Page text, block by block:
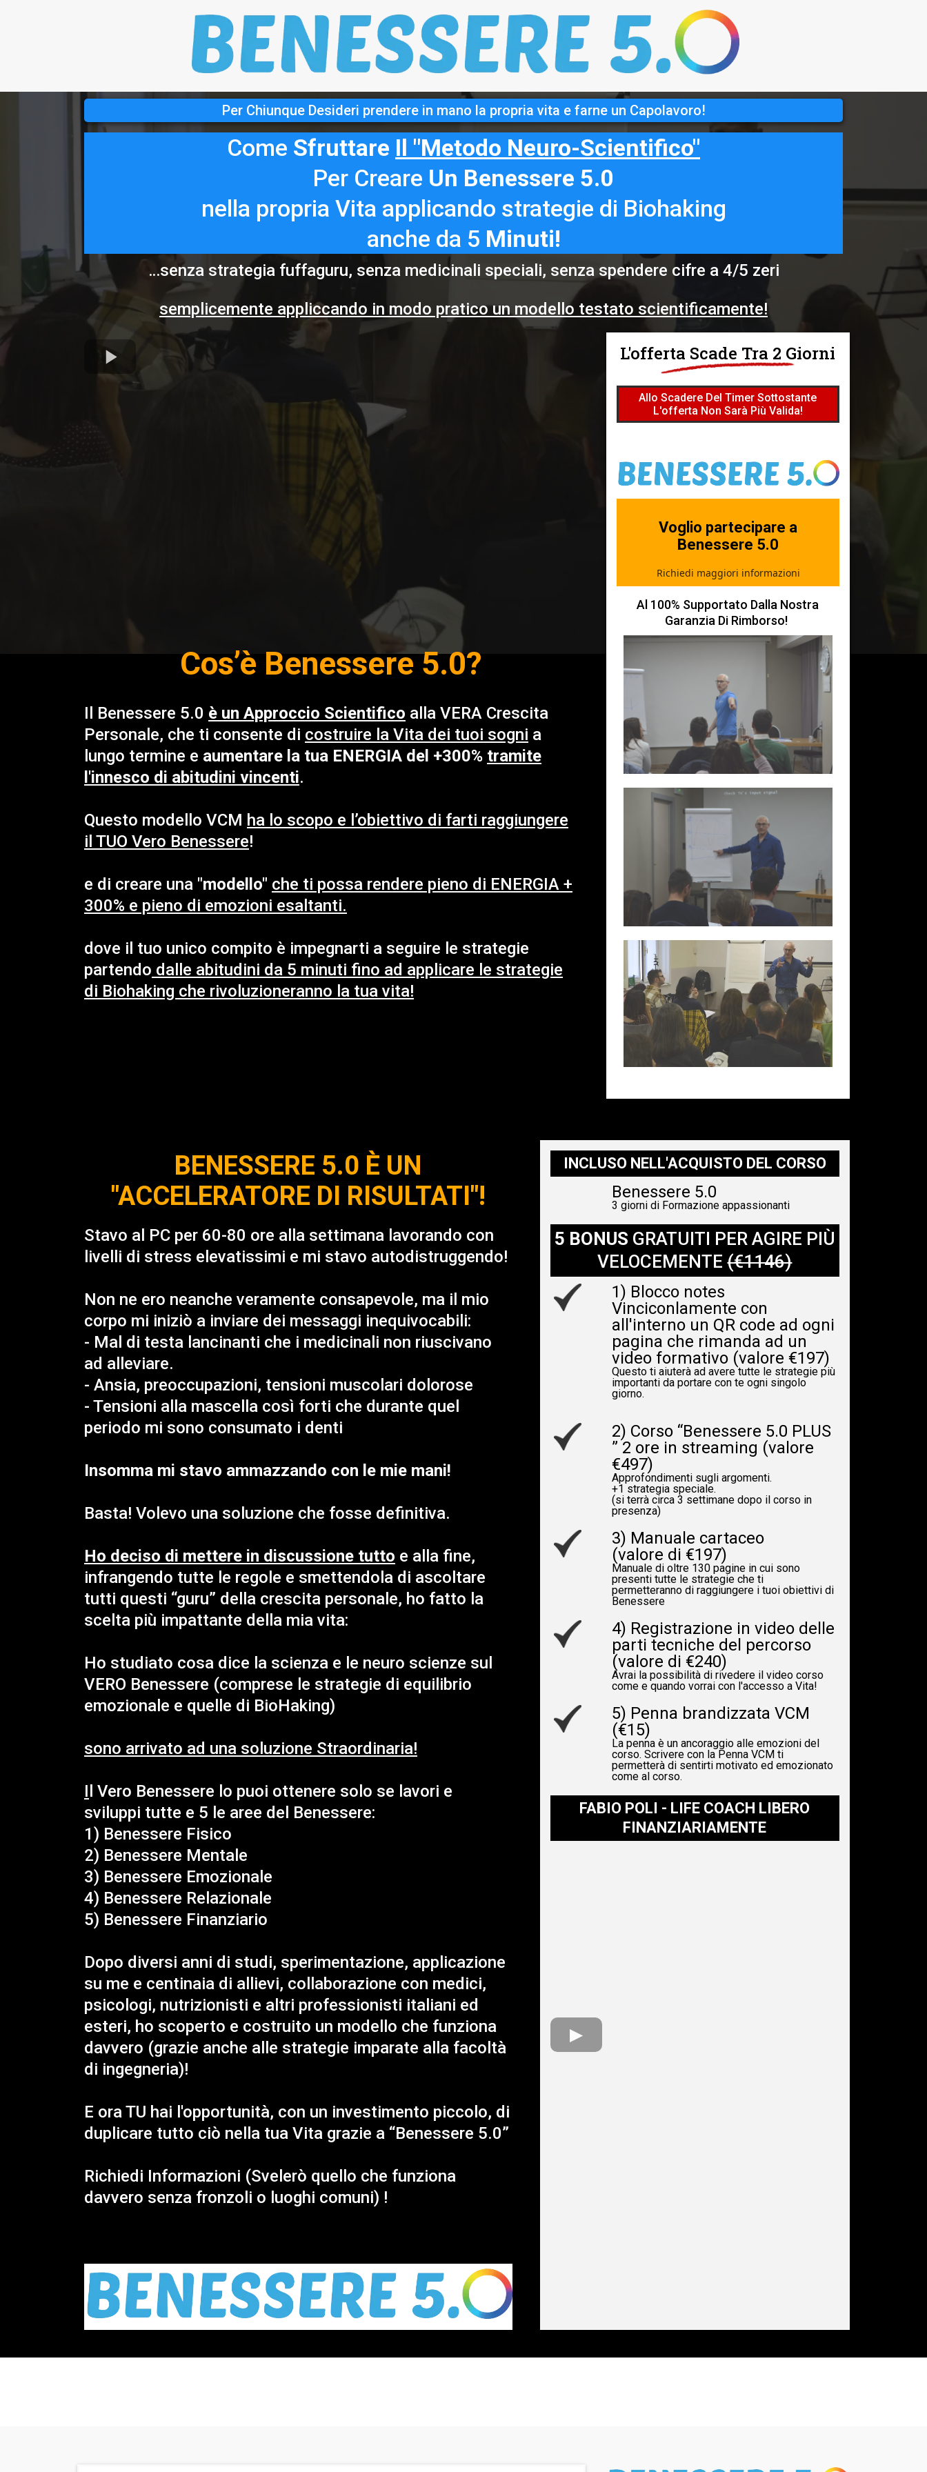
Per Chiunque Desideri prendere in mano la propria vita e farne un Capolavoro!
Come Sfruttare Il "Metodo Neuro-Scientifico"
Per Creare Un Benessere 5.0
nella propria Vita applicando strategie di Biohaking
anche da 5 Minuti!
…senza strategia fuffaguru, senza medicinali speciali, senza spendere cifre a 4/5 zeri
semplicemente appliccando in modo pratico un modello testato scientificamente!
Cos’è Benessere 5.0?
Il Benessere 5.0 è un Approccio Scientifico alla VERA Crescita
Personale, che ti consente di costruire la Vita dei tuoi sogni a
lungo termine e aumentare la tua ENERGIA del +300% tramite
l'innesco di abitudini vincenti.
Questo modello VCM ha lo scopo e l’obiettivo di farti raggiungere
il TUO Vero Benessere!
e di creare una "modello" che ti possa rendere pieno di ENERGIA +
300% e pieno di emozioni esaltanti.
dove il tuo unico compito è impegnarti a seguire le strategie
partendo dalle abitudini da 5 minuti fino ad applicare le strategie
di Biohaking che rivoluzioneranno la tua vita!
L'offerta Scade Tra 2 Giorni
Allo Scadere Del Timer Sottostante
L'offerta Non Sarà Più Valida!
Voglio partecipare a
Benessere 5.0
Richiedi maggiori informazioni
Al 100% Supportato Dalla Nostra
Garanzia Di Rimborso!
BENESSERE 5.0 È UN
"ACCELERATORE DI RISULTATI"!
Stavo al PC per 60-80 ore alla settimana lavorando con
livelli di stress elevatissimi e mi stavo autodistruggendo!
Non ne ero neanche veramente consapevole, ma il mio
corpo mi iniziò a inviare dei messaggi inequivocabili:
- Mal di testa lancinanti che i medicinali non riuscivano
ad alleviare.
- Ansia, preoccupazioni, tensioni muscolari dolorose
- Tensioni alla mascella così forti che durante quel
periodo mi sono consumato i denti
Insomma mi stavo ammazzando con le mie mani!
Basta! Volevo una soluzione che fosse definitiva.
Ho deciso di mettere in discussione tutto e alla fine,
infrangendo tutte le regole e smettendola di ascoltare
tutti questi “guru” della crescita personale, ho fatto la
scelta più impattante della mia vita:
Ho studiato cosa dice la scienza e le neuro scienze sul
VERO Benessere (comprese le strategie di equilibrio
emozionale e quelle di BioHaking)
sono arrivato ad una soluzione Straordinaria!
I l Vero Benessere lo puoi ottenere solo se lavori e
sviluppi tutte e 5 le aree del Benessere:
1) Benessere Fisico
2) Benessere Mentale
3) Benessere Emozionale
4) Benessere Relazionale
5) Benessere Finanziario
Dopo diversi anni di studi, sperimentazione, applicazione
su me e centinaia di allievi, collaborazione con medici,
psicologi, nutrizionisti e altri professionisti italiani ed
esteri, ho scoperto e costruito un modello che funziona
davvero (grazie anche alle strategie imparate alla facoltà
di ingegneria)!
E ora TU hai l'opportunità, con un investimento piccolo, di
duplicare tutto ciò nella tua Vita grazie a “Benessere 5.0”
Richiedi Informazioni (Svelerò quello che funziona
davvero senza fronzoli o luoghi comuni) !
INCLUSO NELL'ACQUISTO DEL CORSO
Benessere 5.0
3 giorni di Formazione appassionanti
5 BONUS GRATUITI PER AGIRE PIÙ
VELOCEMENTE(€1146)
1) Blocco notes
Vinciconlamente con
all'interno un QR code ad ogni
pagina che rimanda ad un
video formativo (valore €197)
Questo ti aiuterà ad avere tutte le strategie più
importanti da portare con te ogni singolo
giorno.
2) Corso “Benessere 5.0 PLUS
” 2 ore in streaming (valore
€497)
Approfondimenti sugli argomenti.
+1 strategia speciale.
(si terrà circa 3 settimane dopo il corso in
presenza)
3) Manuale cartaceo
(valore di €197)
Manuale di oltre 130 pagine in cui sono
presenti tutte le strategie che ti
permetteranno di raggiungere i tuoi obiettivi di
Benessere
4) Registrazione in video delle
parti tecniche del percorso
(valore di €240)
Avrai la possibilità di rivedere il video corso
come e quando vorrai con l'accesso a Vita!
5) Penna brandizzata VCM
(€15)
La penna è un ancoraggio alle emozioni del
corso. Scrivere con la Penna VCM ti
permetterà di sentirti motivato ed emozionato
come al corso.
FABIO POLI - LIFE COACH LIBERO
FINANZIARIAMENTE